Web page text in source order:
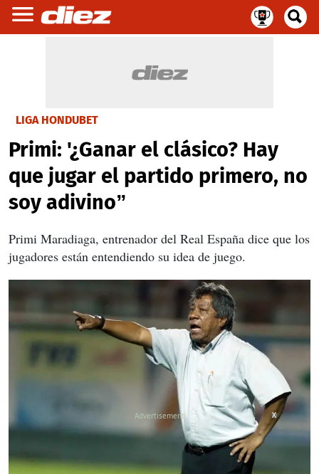
LIGA HONDUBET
Primi: '¿Ganar el clásico? Hay
que jugar el partido primero, no
soy adivino”
Primi Maradiaga, entrenador del Real España dice que los
jugadores están entendiendo su idea de juego.
X